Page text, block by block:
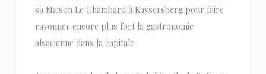
sa Maison Le Chambard à Kaysersberg pour faire
rayonner encore plus fort la gastronomie
alsacienne dans la capitale.